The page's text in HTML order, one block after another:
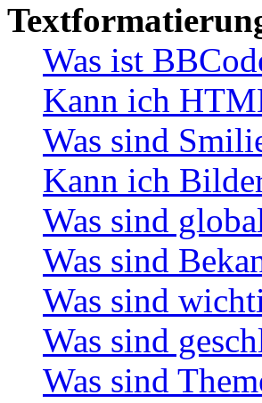
Was ist
Kann ich
Was sind
Kann ich
Was sind
Was sind
Was sind
Was sind
Was sind